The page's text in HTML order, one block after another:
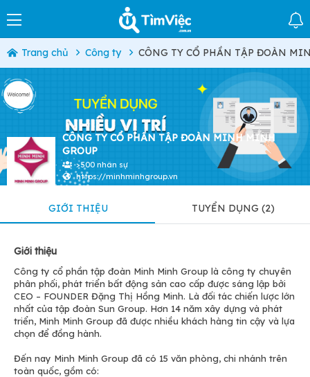
Trang chủ Công ty CÔNG TY CỔ PHẦN TẬP ĐOÀN
CÔNG TY CỔ PHẦN TẬP ĐOÀN MINH MINH
GROUP
>500 nhân sự
https://minhminhgroup.vn
GIỚI THIỆU TUYỂN DỤNG (2)
Giới thiệu
Công ty cổ phần tập đoàn Minh Minh Group là công ty chuyên
phân phối, phát triển bất động sản cao cấp được sáng lập bởi
CEO – FOUNDER Đặng Thị Hồng Minh. Là đối tác chiến lược lớn
nhất của tập đoàn Sun Group. Hơn 14 năm xây dựng và phát
triển, Minh Minh Group đã được nhiều khách hàng tin cậy và lựa
chọn để đồng hành.
Đến nay Minh Minh Group đã có 15 văn phòng, chi nhánh trên
toàn quốc, gồm có: